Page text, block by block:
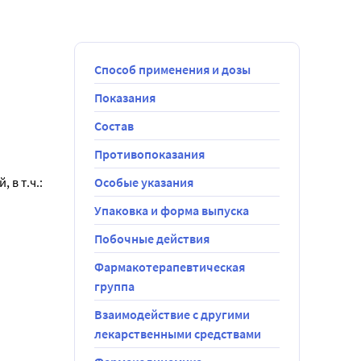
в т.ч.:
Способ применения и дозы
Показания
Состав
Противопоказания
Особые указания
Упаковка и форма выпуска
Побочные действия
Фармакотерапевтическая
группа
Взаимодействие с другими
лекарственными средствами